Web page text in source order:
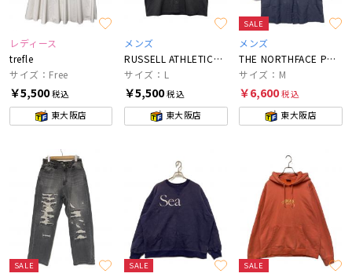
レディース
trefle
サイズ：Free
￥5,500税込
東大阪店
メンズ
RUSSELL ATHLETIC×JOURNAL STANDARD
サイズ：L
￥5,500税込
東大阪店
SALE
メンズ
THE NORTHFACE PURPLELABEL
サイズ：M
￥6,600税込
東大阪店
SALE SALE SALE